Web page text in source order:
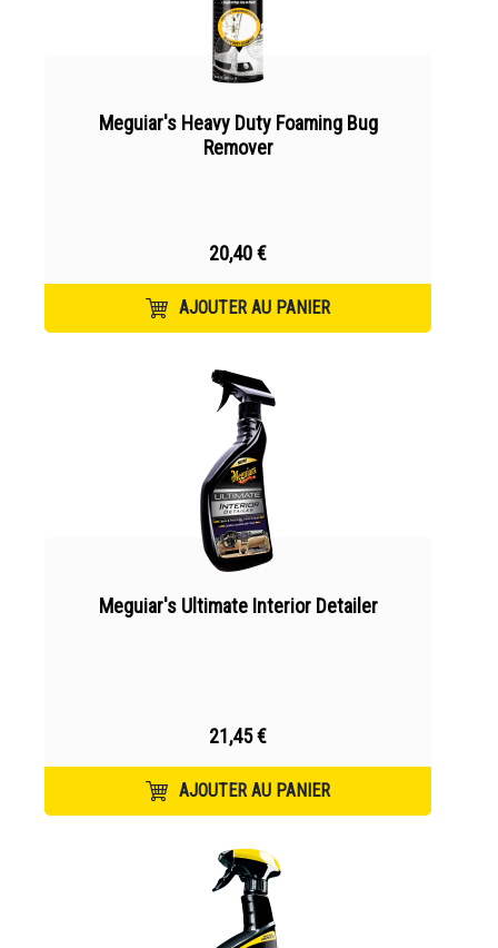
Meguiar's Heavy Duty Foaming Bug
Remover
20,40 €
AJOUTER AU PANIER
Meguiar's Ultimate Interior Detailer
21,45 €
AJOUTER AU PANIER